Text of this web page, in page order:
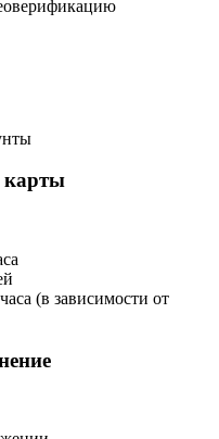
карты
(в зависимости от